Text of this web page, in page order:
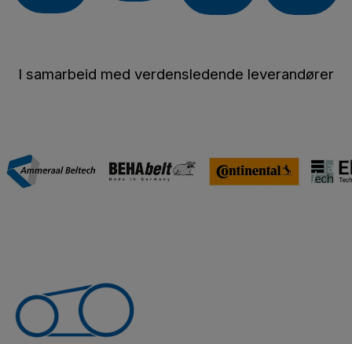
I samarbeid med verdensledende leverandører